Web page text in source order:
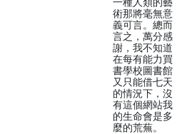
術那將毫無意
義可言。總而
言之，萬分感
謝，我不知道
在每有能力買
書學校圖書館
又只能借七天
的情況下，沒
有這個網站我
的生命會是多
麼的荒蕪。